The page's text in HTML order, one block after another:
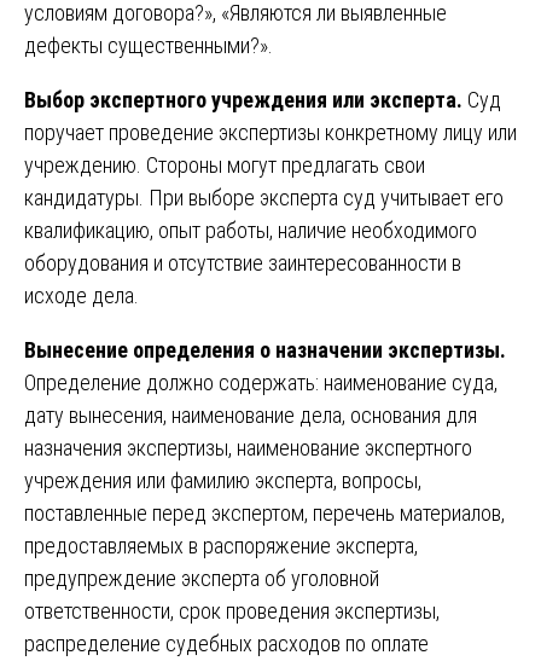
условиям договора?», «Являются ли выявленные
дефекты существенными?».
Выбор экспертного учреждения или эксперта. Суд
поручает проведение экспертизы конкретному лицу или
учреждению. Стороны могут предлагать свои
кандидатуры. При выборе эксперта суд учитывает его
квалификацию, опыт работы, наличие необходимого
оборудования и отсутствие заинтересованности в
исходе дела.
Вынесение определения о назначении экспертизы.
Определение должно содержать: наименование суда,
дату вынесения, наименование дела, основания для
назначения экспертизы, наименование экспертного
учреждения или фамилию эксперта, вопросы,
поставленные перед экспертом, перечень материалов,
предоставляемых в распоряжение эксперта,
предупреждение эксперта об уголовной
ответственности, срок проведения экспертизы,
распределение судебных расходов по оплате